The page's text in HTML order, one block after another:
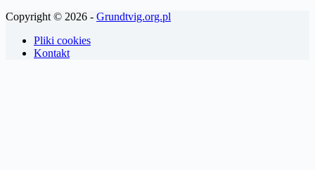
Copyright © 2026 - Grundtvig.org.pl
Pliki cookies
Kontakt